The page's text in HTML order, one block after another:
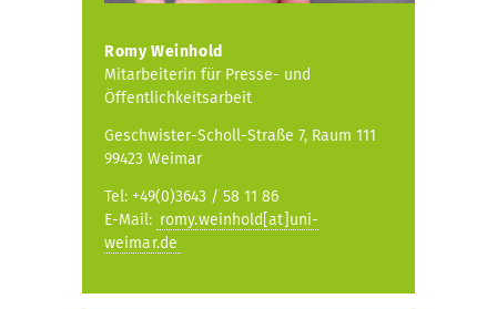
Romy Weinhold
Mitarbeiterin für Presse- und
Öffentlichkeitsarbeit
Geschwister-Scholl-Straße 7, Raum 111
99423 Weimar
Tel: +49(0)3643 / 58 11 86
E-Mail: romy.weinhold[at]uni-
weimar.de